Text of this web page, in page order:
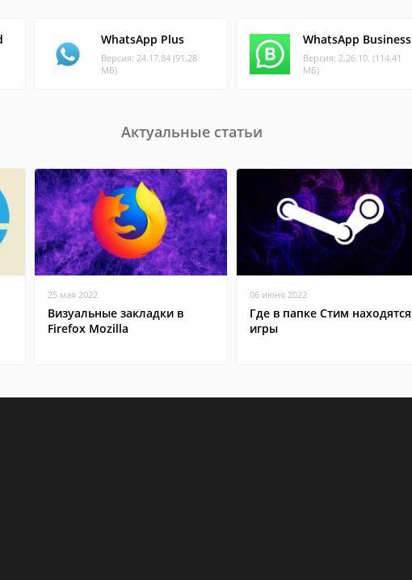
WhatsApp Plus
Версия: 24.17.84 (91.28
МБ)
WhatsApp Business
Версия: 2.26.10. (114.41
МБ)
Актуальные статьи
25 мая 2022
Визуальные закладки в
Firefox Mozilla
06 июня 2022
Где в папке Стим находятся
игры